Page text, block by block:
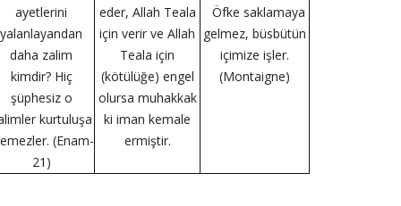
ayetlerini
yalanlayandan
daha zalim
kimdir? Hiç
şüphesiz o
kurtuluşa
(Enam-
21)
eder, Allah Teala
için verir ve Allah
Teala için
(kötülüğe) engel
olursa muhakkak
ki iman kemale
ermiştir.
Öfke saklamaya
gelmez, büsbütün
içimize işler.
(Montaigne)